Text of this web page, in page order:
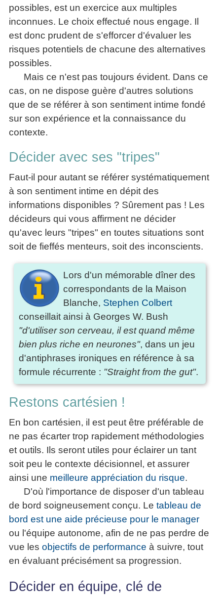
possibles, est un exercice aux multiples
inconnues. Le choix effectué nous engage. Il
est donc prudent de s'efforcer d'évaluer les
risques potentiels de chacune des alternatives
possibles.
Mais ce n'est pas toujours évident. Dans ce
cas, on ne dispose guère d'autres solutions
que de se référer à son sentiment intime fondé
sur son expérience et la connaissance du
contexte.
Décider avec ses "tripes"
Faut-il pour autant se référer systématiquement
à son sentiment intime en dépit des
informations disponibles ? Sûrement pas ! Les
décideurs qui vous affirment ne décider
qu'avec leurs "tripes" en toutes situations sont
soit de fieffés menteurs, soit des inconscients.
Lors d'un mémorable dîner des
correspondants de la Maison
Blanche, Stephen Colbert
conseillait ainsi à Georges W. Bush
"d'utiliser son cerveau, il est quand même
bien plus riche en neurones", dans un jeu
d'antiphrases ironiques en référence à sa
formule récurrente : "Straight from the gut".
Restons cartésien !
En bon cartésien, il est peut être préférable de
ne pas écarter trop rapidement méthodologies
et outils. Ils seront utiles pour éclairer un tant
soit peu le contexte décisionnel, et assurer
ainsi une meilleure appréciation du risque.
D'où l'importance de disposer d'un tableau
de bord soigneusement conçu. Le tableau de
bord est une aide précieuse pour le manager
ou l'équipe autonome, afin de ne pas perdre de
vue les objectifs de performance à suivre, tout
en évaluant précisément sa progression.
Décider en équipe, clé de